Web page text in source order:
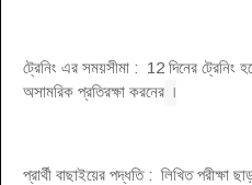
ট্রেনিং এর সময়সীমা : 12 দিনের ট্রেনিং
অসামরিক প্রতিরক্ষা করনের ।
প্রার্থী বাছাইয়ের পদ্ধতি : লিখিত পরীক্ষা